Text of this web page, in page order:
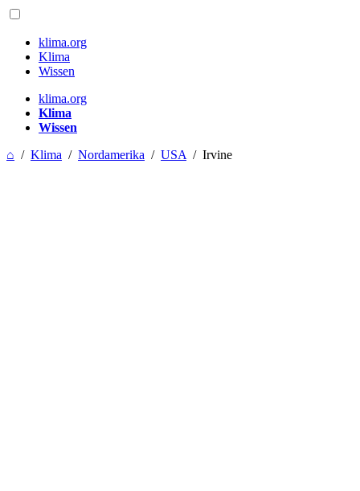
klima.org
Klima
Wissen
klima.org
Klima
Wissen
⌂ / Klima / Nordamerika / USA / Irvine